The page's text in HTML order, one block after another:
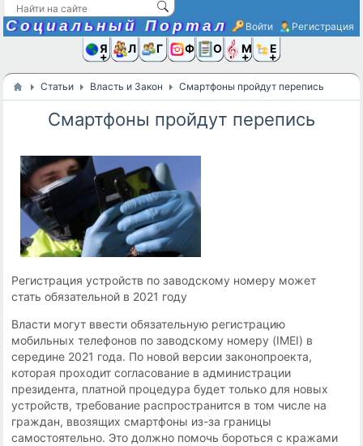
Социальный Портал Войти Регистрация
Я иЛюди
Группы
Фото Ещё
Статьи Власть и Закон Смартфоны пройдут перепись
Смартфоны пройдут перепись
Регистрация устройств по заводскому номеру может
стать обязательной в 2021 году
Власти могут ввести обязательную регистрацию
мобильных телефонов по заводскому номеру (IMEI) в
середине 2021 года. По новой версии законопроекта,
которая проходит согласование в администрации
президента, платной процедура будет только для новых
устройств, требование распространится в том числе на
граждан, ввозящих смартфоны из-за границы
самостоятельно. Это должно помочь бороться с кражами